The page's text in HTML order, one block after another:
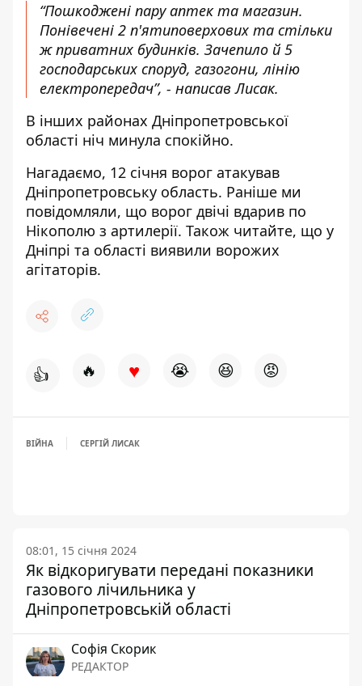
“Пошкоджені пару аптек та магазин.
Понівечені 2 п'ятиповерхових та стільки
ж приватних будинків. Зачепило й 5
господарських споруд, газогони, лінію
електропередач”, - написав Лисак.
В інших районах Дніпропетровської
області ніч минула спокійно.
Нагадаємо, 12 січня ворог атакував
Дніпропетровську область. Раніше ми
повідомляли, що ворог двічі вдарив по
Нікополю з артилерії. Також читайте, що у
Дніпрі та області виявили ворожих
агітаторів.
👍 🔥 ♥ 😭 😆 😡
ВІЙНА СЕРГІЙ ЛИСАК
08:01, 15 січня 2024
Як відкоригувати передані показники
газового лічильника у
Дніпропетровській області
Софія Скорик
РЕДАКТОР